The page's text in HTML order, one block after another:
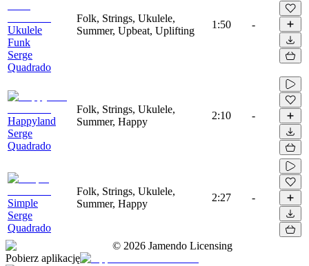
Ukulele
Funk
Serge
Quadrado
Folk, Strings, Ukulele,
Summer, Upbeat, Uplifting
1:50 -
Happyland
Serge
Quadrado
Folk, Strings, Ukulele,
Summer, Happy
2:10 -
Simple
Serge
Quadrado
Folk, Strings, Ukulele,
Summer, Happy
2:27 -
© 2026 Jamendo Licensing
Pobierz aplikację